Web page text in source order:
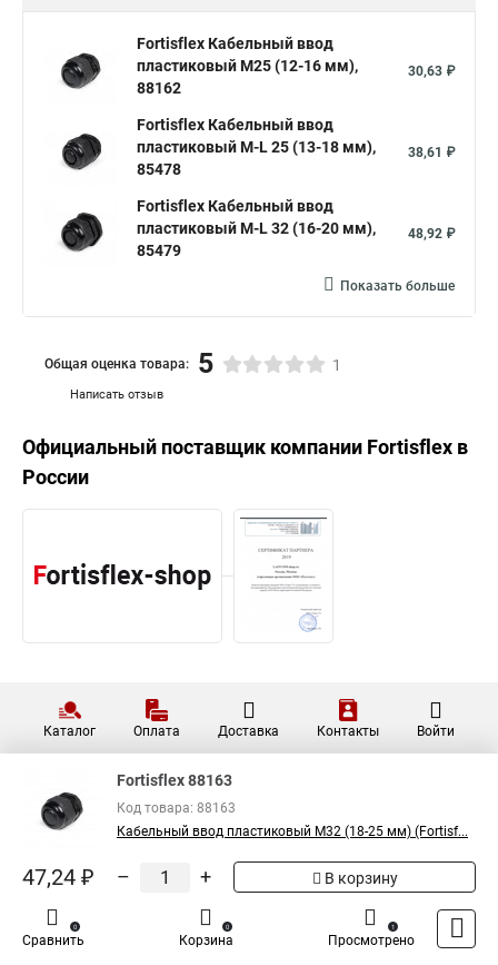
Fortisflex Кабельный ввод
пластиковый М25 (12-16 мм),
88162
30,63 ₽
Fortisflex Кабельный ввод
пластиковый M-L 25 (13-18 мм),
85478
38,61 ₽
Fortisflex Кабельный ввод
пластиковый M-L 32 (16-20 мм),
85479
48,92 ₽
Показать больше
Написать отзыв
Общая оценка товара: 5 1
Официальный поставщик компании Fortisflex в
России
Каталог Оплата Доставка Контакты Войти
Fortisflex 88163
Код товара: 88163
Кабельный ввод пластиковый М32 (18-25 мм) (Fortisf...
47,24 ₽ – + В корзину
Сравнить
0
Корзина
0
Просмотрено
1